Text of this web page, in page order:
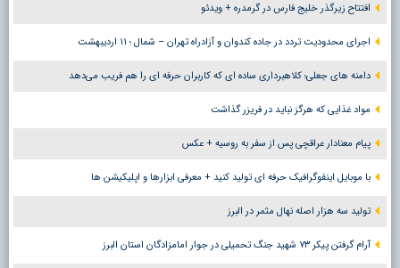
افتتاح زیرگذر خلیج فارس در گرمدره + ویدئو
اجرای محدودیت تردد در جاده کندوان و آزادراه تهران – شمال ؛ ١١ اردیبهشت
دامنه های جعلی؛ کلاهبرداری ساده ای که کاربران حرفه ای را هم فریب می‌دهد
مواد غذایی که هرگز نباید در فریزر گذاشت
پیام معنادار عراقچی پس از سفر به روسیه + عکس
با موبایل اینفوگرافیک حرفه ای تولید کنید + معرفی ابزارها و اپلیکیشن ها
تولید سه هزار اصله نهال مثمر در البرز
آرام گرفتن پیکر ۷۳ شهید جنگ تحمیلی در جوار امامزادگان استان البرز